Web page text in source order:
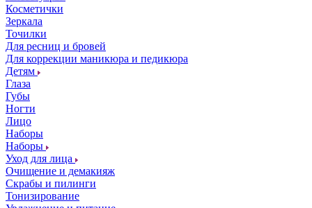
Косметички
Зеркала
Точилки
Для ресниц и бровей
Для коррекции маникюра и педикюра
Детям
Глаза
Губы
Ногти
Лицо
Наборы
Наборы
Уход для лица
Очищение и демакияж
Скрабы и пилинги
Тонизирование